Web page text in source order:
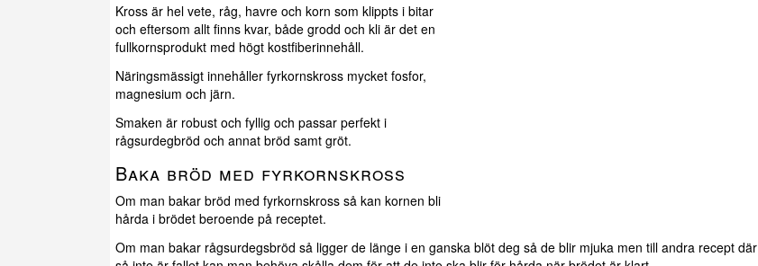
Kross är hel vete, råg, havre och korn som klippts i bitar
och eftersom allt finns kvar, både grodd och kli är det en
fullkornsprodukt med högt kostfiberinnehåll.
Näringsmässigt innehåller fyrkornskross mycket fosfor,
magnesium och järn.
Smaken är robust och fyllig och passar perfekt i
rågsurdegbröd och annat bröd samt gröt.
Baka bröd med fyrkornskross
Om man bakar bröd med fyrkornskross så kan kornen bli
hårda i brödet beroende på receptet.
Om man bakar rågsurdegsbröd så ligger de länge i en ganska blöt deg så de blir mjuka men till andra recept där